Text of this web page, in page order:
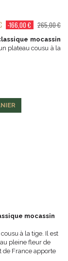
-166,00 € 265,00 €
mocassin
plateau cousu à la
mocassin
à la tige. Il est
pleine fleur de
France apporte